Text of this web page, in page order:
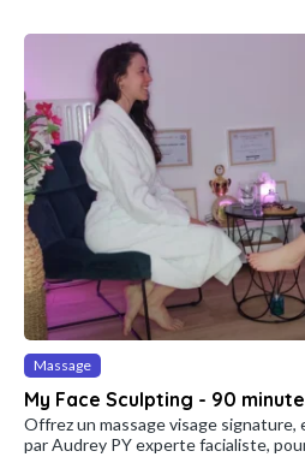
Massage
My Face Sculpting - 90
Offrez un massage visage
par Audrey PY experte facialiste,